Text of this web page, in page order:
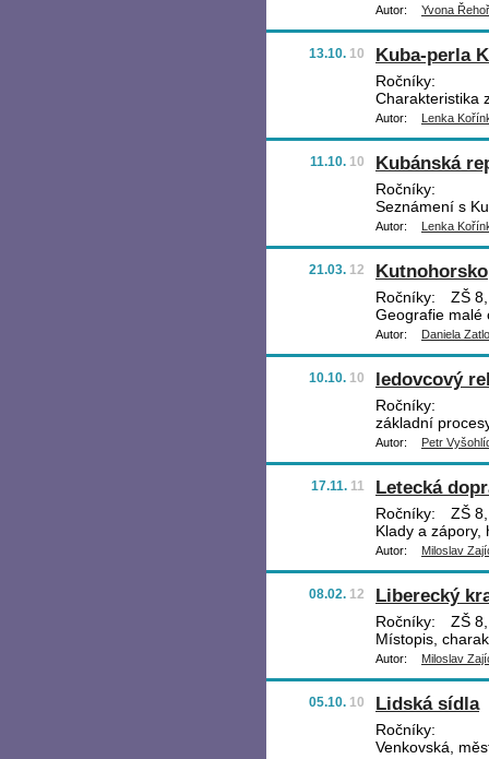
Autor: Yvona
13.10. 10 Kuba-perla
Ročníky:
Charakteristika
Autor: Lenka
11.10. 10 Kubánská
Ročníky:
Seznámení s
Autor: Lenka
21.03. 12 Kutnohorsko
Ročníky:
ZŠ
Geografie malé
Autor: Daniela
10.10. 10 ledovcový
Ročníky:
základní
Autor: Petr
17.11. 11 Letecká
Ročníky:
ZŠ
Klady a zápory,
Autor: Miloslav
08.02. 12 Liberecký
Ročníky:
ZŠ
Místopis,
Autor: Miloslav
05.10. 10 Lidská sídla
Ročníky:
Venkovská,